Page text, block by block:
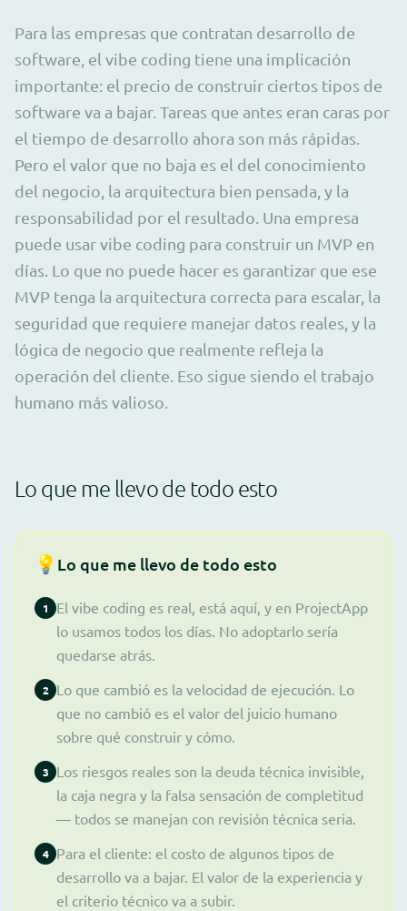
Para las empresas que contratan desarrollo de
software, el vibe coding tiene una implicación
importante: el precio de construir ciertos tipos de
software va a bajar. Tareas que antes eran caras por
el tiempo de desarrollo ahora son más rápidas.
Pero el valor que no baja es el del conocimiento
del negocio, la arquitectura bien pensada, y la
responsabilidad por el resultado. Una empresa
puede usar vibe coding para construir un MVP en
días. Lo que no puede hacer es garantizar que ese
MVP tenga la arquitectura correcta para escalar, la
seguridad que requiere manejar datos reales, y la
lógica de negocio que realmente refleja la
operación del cliente. Eso sigue siendo el trabajo
humano más valioso.
Lo que me llevo de todo esto
💡 Lo que me llevo de todo esto
1
El vibe coding es real, está aquí, y en ProjectApp
lo usamos todos los días. No adoptarlo sería
quedarse atrás.
2 Lo que cambió es la velocidad de ejecución. Lo
que no cambió es el valor del juicio humano
sobre qué construir y cómo.
3
Los riesgos reales son la deuda técnica invisible,
la caja negra y la falsa sensación de completitud
— todos se manejan con revisión técnica seria.
4 Para el cliente: el costo de algunos tipos de
desarrollo va a bajar. El valor de la experiencia y
el criterio técnico va a subir.